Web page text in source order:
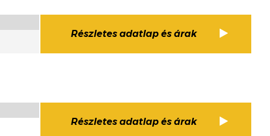
Részletes adatlap és árak
Részletes adatlap és árak